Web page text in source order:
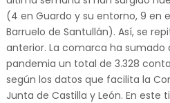
(4 en Guardo y su entorno, 9 en
Barruelo de Santullán). Así, se
anterior. La comarca ha sumado
pandemia un total de 3.328
según los datos que facilita la
Junta de Castilla y León. En este